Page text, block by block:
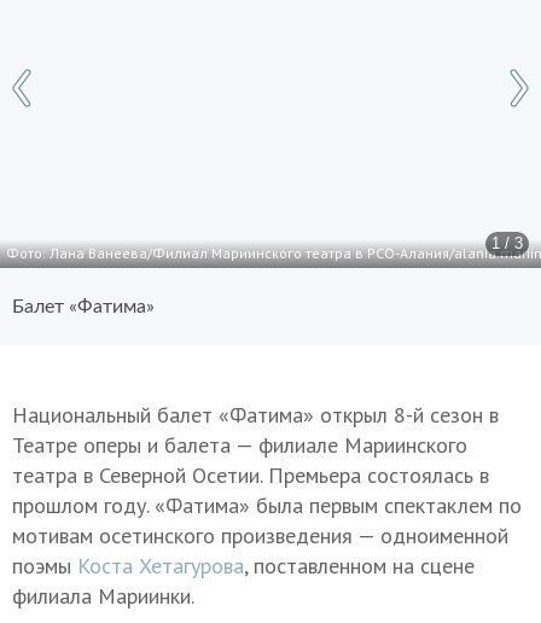
1 / 3
Фото: Лана Ванеева/Филиал Мариинского театра в РСО-Алания/
Балет «Фатима»
Национальный балет «Фатима» открыл 8-й сезон в
Театре оперы и балета — филиале Мариинского
театра в Северной Осетии. Премьера состоялась в
прошлом году. «Фатима» была первым спектаклем по
мотивам осетинского произведения — одноименной
поэмы Коста Хетагурова, поставленном на сцене
филиала Мариинки.